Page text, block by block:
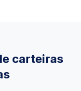
carteiras